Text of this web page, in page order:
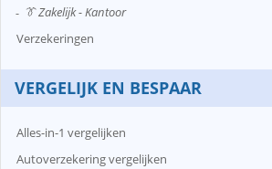
👔 Zakelijk - Kantoor
Verzekeringen
VERGELIJK EN BESPAAR
Alles-in-1 vergelijken
Autoverzekering vergelijken